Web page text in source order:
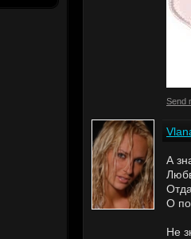
Send
А
О
Не